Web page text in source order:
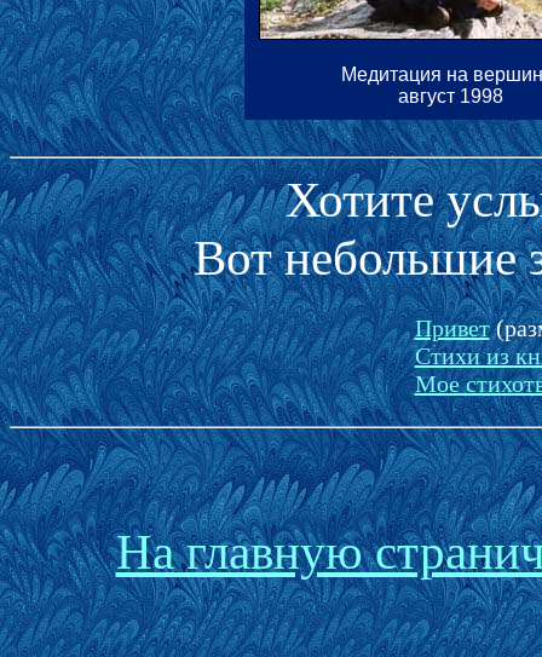
Медитация на
август 1998
Хотите
Вот небольшие
Привет
Стихи из
Мое
На главную